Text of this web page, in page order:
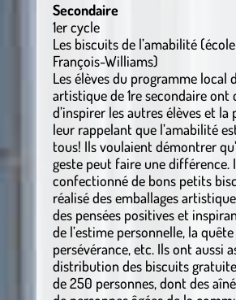
Secondaire
1er cycle
Les biscuits de l’amabilité
François-Williams)
Les élèves du programme local
artistique de 1re secondaire ont
d’inspirer les autres élèves et
leur rappelant que l’amabilité
tous! Ils voulaient démontrer
geste peut faire une différence.
confectionné de bons petits
réalisé des emballages
des pensées positives et
de l’estime personnelle, la
persévérance, etc. Ils ont aussi
distribution des biscuits
de 250 personnes, dont des